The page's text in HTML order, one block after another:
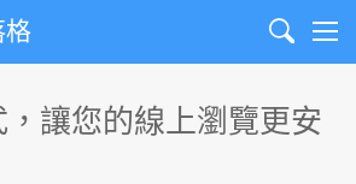
格
Search
讓您的線上瀏覽更安